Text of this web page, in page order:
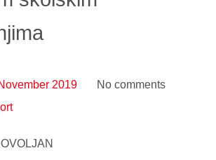
2019
No comments